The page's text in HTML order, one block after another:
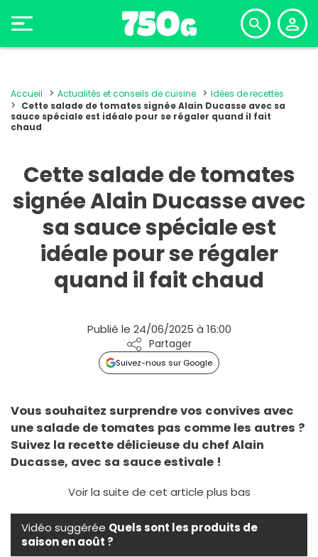
Accueil Actualités et conseils de cuisine
Idées de recettes
Cette salade de tomates signée Alain Ducasse avec sa
sauce spéciale est idéale pour se régaler quand il fait
chaud
Cette salade de tomates
signée Alain Ducasse avec
sa sauce spéciale est
idéale pour se régaler
quand il fait chaud
Publié le 24/06/2025 à 16:00
Partager
Suivez-nous sur Google
Vous souhaitez surprendre vos convives avec
une salade de tomates pas comme les autres ?
Suivez la recette délicieuse du chef Alain
Ducasse, avec sa sauce estivale !
Voir la suite de cet article plus bas
Vidéo suggérée Quels sont les produits de
saison en août ?